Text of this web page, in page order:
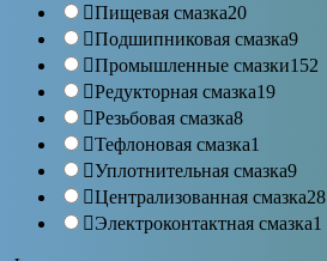
Пищевая смазка20
Подшипниковая смазка9
Промышленные смазки152
Редукторная смазка19
Резьбовая смазка8
Тефлоновая смазка1
Уплотнительная смазка9
Централизованная смазка28
Электроконтактная смазка1